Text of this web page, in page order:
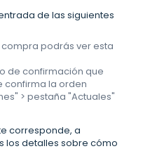
de las siguientes
podrás ver esta
de confirmación que
confirma la orden
> pestaña "Actuales"
corresponde, a
los detalles sobre cómo